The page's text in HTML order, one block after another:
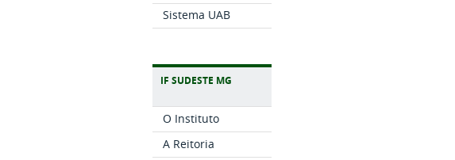
Sistema UAB
IF SUDESTE MG
O Instituto
A Reitoria